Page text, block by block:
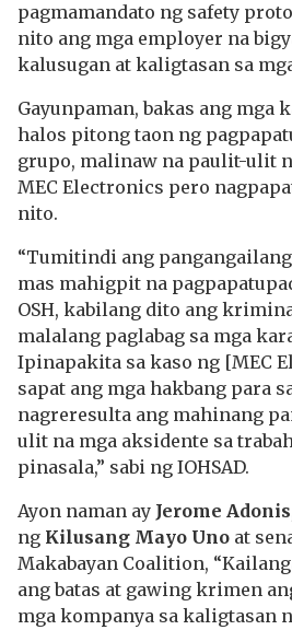
pagmamandato ng safety
nito ang mga employer na
kalusugan at kaligtasan sa
Gayunpaman, bakas ang mga
halos pitong taon ng
grupo, malinaw na paulit-ulit
MEC Electronics pero
nito.
“Tumitindi ang
mas mahigpit na
OSH, kabilang dito ang
malalang paglabag sa mga
Ipinapakita sa kaso ng [MEC
sapat ang mga hakbang para
nagreresulta ang mahinang
ulit na mga aksidente sa
pinasala,” sabi ng IOHSAD.
Ayon naman ay Jerome Adonis
ng Kilusang Mayo Uno at
Makabayan Coalition,
ang batas at gawing krimen
mga kompanya sa kaligtasan